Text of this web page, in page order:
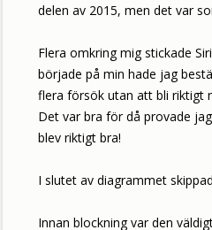
delen av 2015, men det var
Flera omkring mig stickade
började på min hade jag
flera försök utan att bli riktigt
Det var bra för då provade
blev riktigt bra!
I slutet av diagrammet
Innan blockning var den